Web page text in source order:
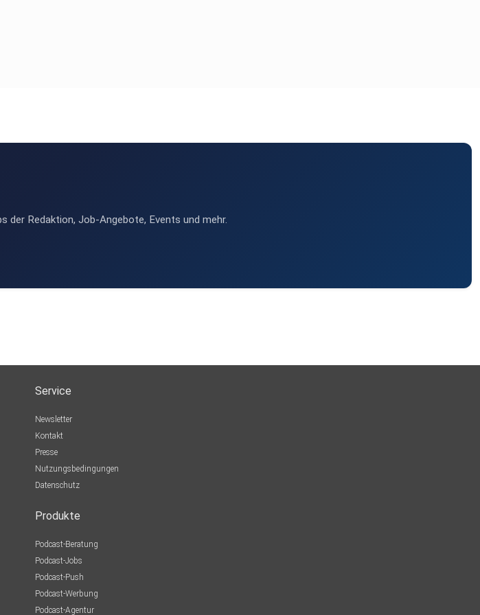
der Redaktion, Job-Angebote, Events und mehr.
Service
Newsletter
Kontakt
Presse
Nutzungsbedingungen
Datenschutz
Produkte
Podcast-Beratung
Podcast-Jobs
Podcast-Push
Podcast-Werbung
Podcast-Agentur